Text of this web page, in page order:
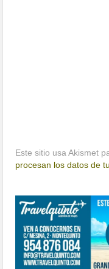
Este sitio usa Akismet
procesan los datos de